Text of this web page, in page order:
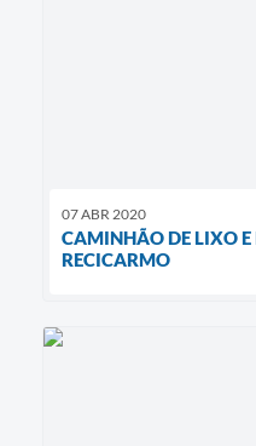
07 ABR 2020
CAMINHÃO DE LIXO E
RECICARMO